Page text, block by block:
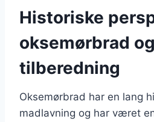
Historiske
oksemørbrad
tilberedning
Oksemørbrad har en lang
madlavning og har været